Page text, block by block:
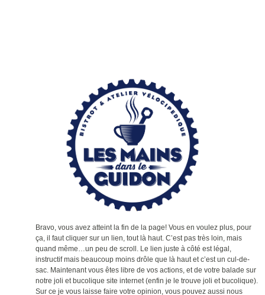
Bravo, vous avez atteint la fin de la page! Vous en voulez plus, pour
ça, il faut cliquer sur un lien, tout là haut. C’est pas très loin, mais
quand même…un peu de scroll. Le lien juste à côté est légal,
instructif mais beaucoup moins drôle que là haut et c’est un cul-de-
sac. Maintenant vous êtes libre de vos actions, et de votre balade sur
notre joli et bucolique site internet (enfin je le trouve joli et bucolique).
Sur ce je vous laisse faire votre opinion, vous pouvez aussi nous